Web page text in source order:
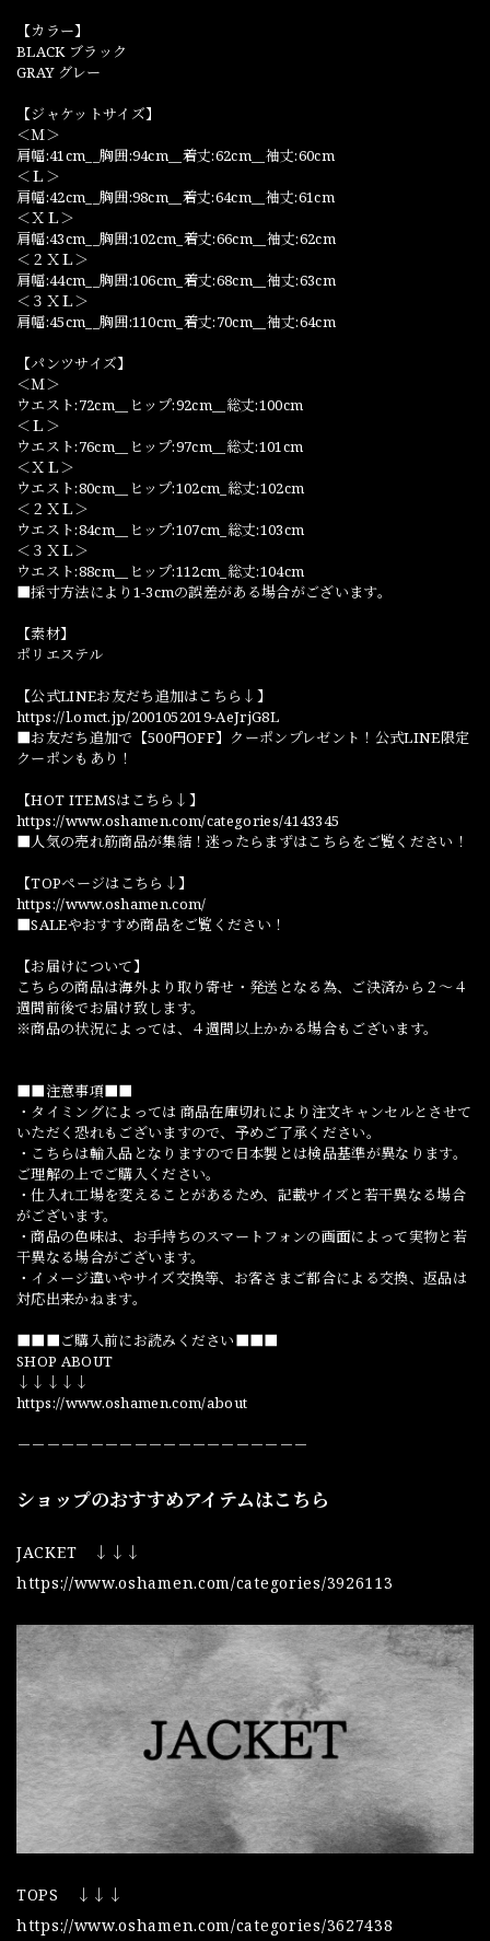
【カラー】
BLACK ブラック
GRAY グレー
【ジャケットサイズ】
＜Ｍ＞
肩幅:41cm__胸囲:94cm__着丈:62cm__袖丈:60cm
＜Ｌ＞
肩幅:42cm__胸囲:98cm__着丈:64cm__袖丈:61cm
＜ＸＬ＞
肩幅:43cm__胸囲:102cm_着丈:66cm__袖丈:62cm
＜２ＸＬ＞
肩幅:44cm__胸囲:106cm_着丈:68cm__袖丈:63cm
＜３ＸＬ＞
肩幅:45cm__胸囲:110cm_着丈:70cm__袖丈:64cm
【パンツサイズ】
＜Ｍ＞
ウエスト:72cm__ヒップ:92cm__総丈:100cm
＜Ｌ＞
ウエスト:76cm__ヒップ:97cm__総丈:101cm
＜ＸＬ＞
ウエスト:80cm__ヒップ:102cm_総丈:102cm
＜２ＸＬ＞
ウエスト:84cm__ヒップ:107cm_総丈:103cm
＜３ＸＬ＞
ウエスト:88cm__ヒップ:112cm_総丈:104cm
■採寸方法により1-3cmの誤差がある場合がございます。
【素材】
ポリエステル
【公式LINEお友だち追加はこちら↓】
https://l.omct.jp/2001052019-AeJrjG8L
■お友だち追加で【500円OFF】クーポンプレゼント！公式LINE限定
クーポンもあり！
【HOT ITEMSはこちら↓】
https://www.oshamen.com/categories/4143345
■人気の売れ筋商品が集結！迷ったらまずはこちらをご覧ください！
【TOPページはこちら↓】
https://www.oshamen.com/
■SALEやおすすめ商品をご覧ください！
【お届けについて】
こちらの商品は海外より取り寄せ・発送となる為、ご決済から２～４
週間前後でお届け致します。
※商品の状況によっては、４週間以上かかる場合もございます。
■■注意事項■■
・タイミングによっては 商品在庫切れにより注文キャンセルとさせて
いただく恐れもございますので、予めご了承ください。
・こちらは輸入品となりますので日本製とは検品基準が異なります。
ご理解の上でご購入ください。
・仕入れ工場を変えることがあるため、記載サイズと若干異なる場合
がございます。
・商品の色味は、お手持ちのスマートフォンの画面によって実物と若
干異なる場合がございます。
・イメージ違いやサイズ交換等、お客さまご都合による交換、返品は
対応出来かねます。
■■■ご購入前にお読みください■■■
SHOP ABOUT
↓↓↓↓↓
https://www.oshamen.com/about
－－－－－－－－－－－－－－－－－－－－
ショップのおすすめアイテムはこちら
JACKET ↓↓↓
https://www.oshamen.com/categories/3926113
TOPS ↓↓↓
https://www.oshamen.com/categories/3627438